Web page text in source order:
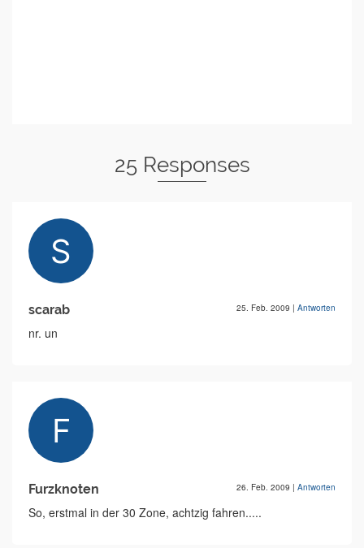
25 Responses
scarab 25. Feb. 2009 | Antworten
nr. un
Furzknoten 26. Feb. 2009 | Antworten
So, erstmal in der 30 Zone, achtzig fahren.....